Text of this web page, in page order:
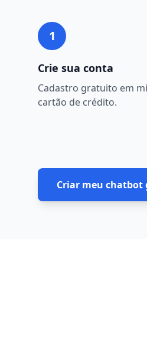
1
Crie sua conta
Cadastro gratuito em
cartão de crédito.
Criar meu chatbot